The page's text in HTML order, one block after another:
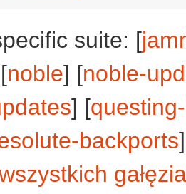
suite: [
noble] [noble-
] [
backports